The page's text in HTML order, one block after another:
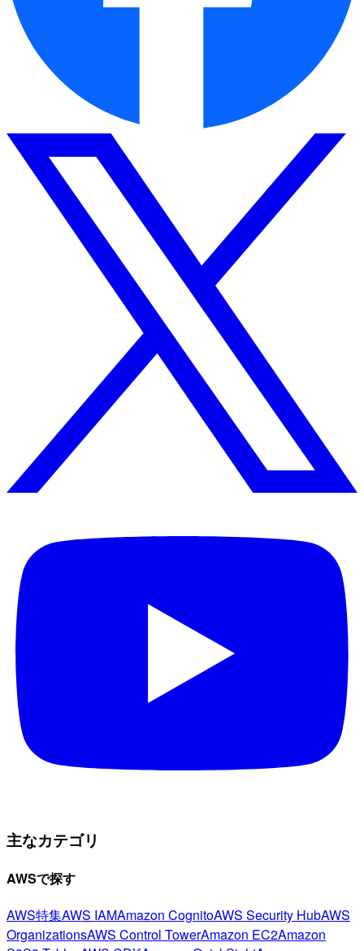
主なカテゴリ
AWSで探す
AWS特集AWS IAMAmazon CognitoAWS Security HubAWS
OrganizationsAWS Control TowerAmazon EC2Amazon